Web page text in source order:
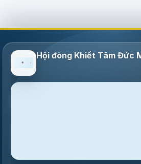
Hội đòng Khiết Tâm Đức